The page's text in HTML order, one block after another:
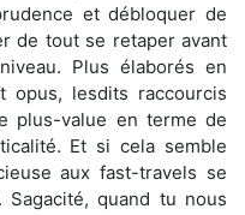
et débloquer de
de tout se retaper avant
Plus élaborés en
opus, lesdits raccourcis
plus-value en terme de
Et si cela semble
aux fast-travels se
quand tu nous